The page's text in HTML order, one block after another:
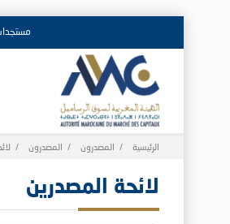
Breadcrumb
الرئيسية المصدرون المصدرون
لائحة المصدرين